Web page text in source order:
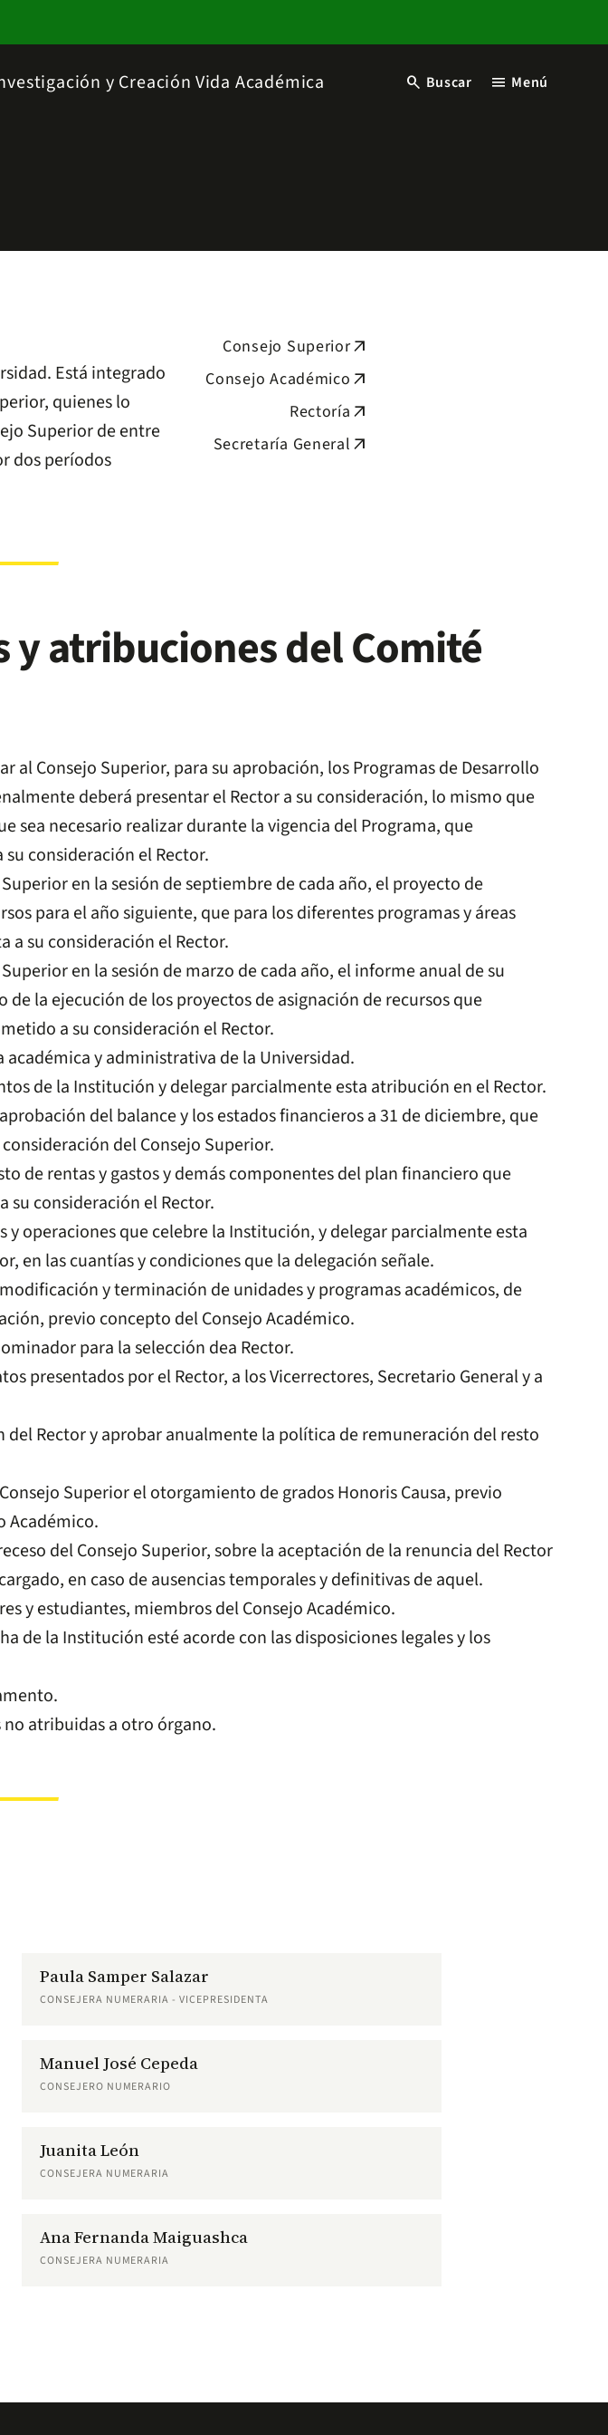
y Creación Vida Académica search Buscar menu Menú
Está integrado
quienes lo
Superior de entre
dos períodos
Consejo Superiorarrow_outward
Consejo Académico arrow_outward
Rectoría arrow_outward
Secretaría General arrow_outward
y atribuciones del Comité
al Consejo Superior, para su aprobación, los Programas de Desarrollo
deberá presentar el Rector a su consideración, lo mismo que
sea necesario realizar durante la vigencia del Programa, que
consideración el Rector.
en la sesión de septiembre de cada año, el proyecto de
para el año siguiente, que para los diferentes programas y áreas
a su consideración el Rector.
en la sesión de marzo de cada año, el informe anual de su
de la ejecución de los proyectos de asignación de recursos que
a su consideración el Rector.
y administrativa de la Universidad.
de la Institución y delegar parcialmente esta atribución en el Rector.
del balance y los estados financieros a 31 de diciembre, que
del Consejo Superior.
de rentas y gastos y demás componentes del plan financiero que
su consideración el Rector.
y operaciones que celebre la Institución, y delegar parcialmente esta
en las cuantías y condiciones que la delegación señale.
y terminación de unidades y programas académicos, de
previo concepto del Consejo Académico.
para la selección dea Rector.
presentados por el Rector, a los Vicerrectores, Secretario General y a
del Rector y aprobar anualmente la política de remuneración del resto
Superior el otorgamiento de grados Honoris Causa, previo
Académico.
del Consejo Superior, sobre la aceptación de la renuncia del Rector
en caso de ausencias temporales y definitivas de aquel.
y estudiantes, miembros del Consejo Académico.
de la Institución esté acorde con las disposiciones legales y los
no atribuidas a otro órgano.
Paula Samper Salazar
CONSEJERA NUMERARIA - VICEPRESIDENTA
Manuel José Cepeda
CONSEJERO NUMERARIO
Juanita León
CONSEJERA NUMERARIA
Ana Fernanda Maiguashca
CONSEJERA NUMERARIA